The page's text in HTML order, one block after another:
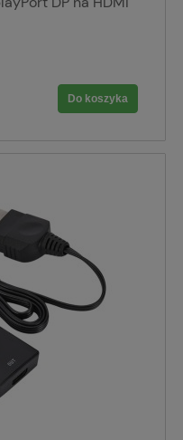
Do koszyka